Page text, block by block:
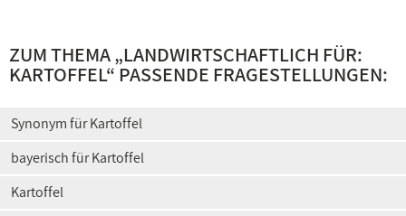
ZUM THEMA „LANDWIRTSCHAFTLICH FÜR:
KARTOFFEL“ PASSENDE FRAGESTELLUNGEN:
Synonym für Kartoffel
bayerisch für Kartoffel
Kartoffel